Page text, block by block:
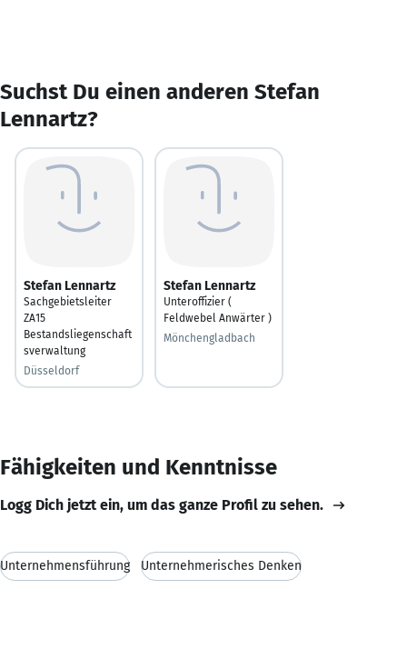
Suchst Du einen anderen Stefan
Lennartz?
Stefan Lennartz
Sachgebietsleiter
ZA15
Bestandsliegenschaft
sverwaltung
Düsseldorf
Stefan Lennartz
Unteroffizier (
Feldwebel Anwärter )
Mönchengladbach
Fähigkeiten und Kenntnisse
Logg Dich jetzt ein, um das ganze Profil zu sehen.
Unternehmensführung Unternehmerisches Denken